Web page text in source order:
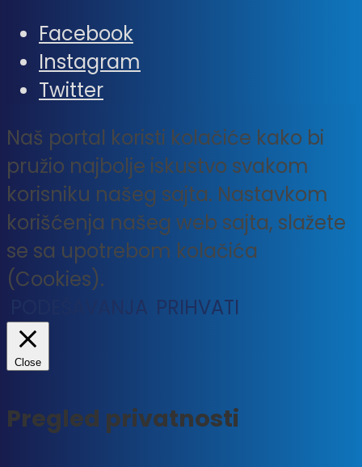
Facebook
Instagram
Twitter
Naš portal koristi kolačiće kako bi
pružio najbolje iskustvo svakom
korisniku našeg sajta. Nastavkom
korišćenja našeg web sajta, slažete
se sa upotrebom kolačića
(Cookies).
PODEŠAVANJA PRIHVATI
Close
Pregled privatnosti